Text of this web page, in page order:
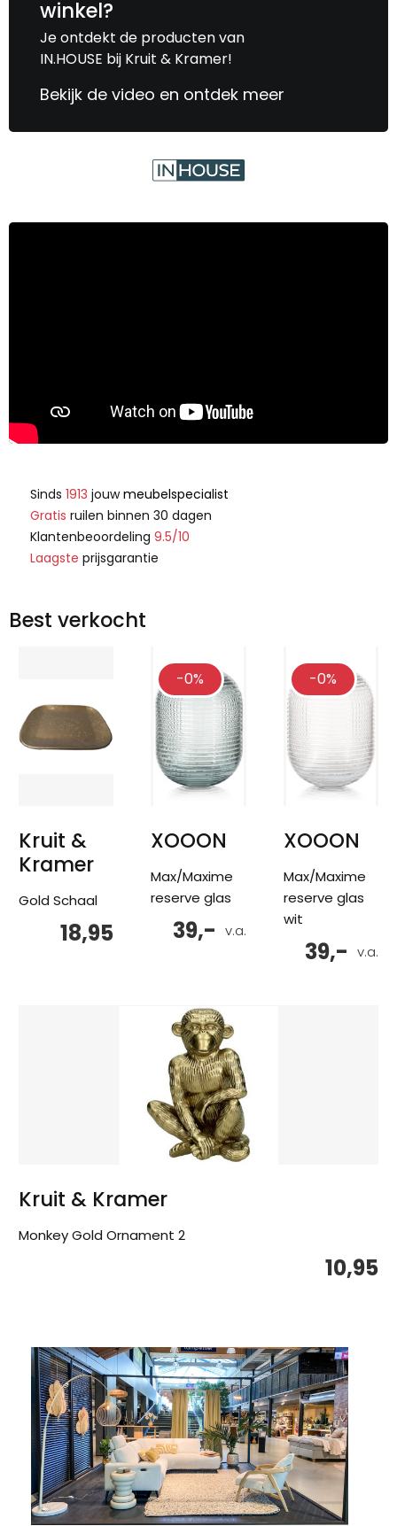
winkel?
Je ontdekt de producten van
IN.HOUSE bij Kruit & Kramer!
Bekijk de video en ontdek meer
Sinds 1913 jouwmeubelspecialist
Gratis ruilen binnen 30 dagen
Klantenbeoordeling 9.5/10
Laagste prijsgarantie
Best verkocht
Kruit &
Kramer
Gold Schaal
18,95
-0%
XOOON
Max/Maxime
reserve glas
v.a.
39,-
-0%
XOOON
Max/Maxime
reserve glas
wit
v.a.
39,-
Kruit & Kramer
Monkey Gold Ornament 2
10,95